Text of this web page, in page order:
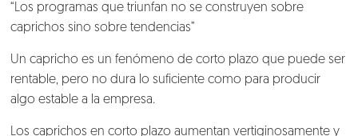
“Los programas que triunfan no se construyen sobre
caprichos sino sobre tendencias”
Un capricho es un fenómeno de corto plazo que puede ser
rentable, pero no dura lo suficiente como para producir
algo estable a la empresa.
Los caprichos en corto plazo aumentan vertiginosamente y